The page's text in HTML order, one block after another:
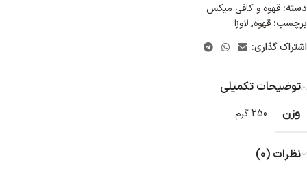
دسته: قهوه و کافی میکس
برچسب: قهوه, لاوزا
اشتراک گذاری:
توضیحات تکمیلی
وزن 250 گرم
نظرات (0)